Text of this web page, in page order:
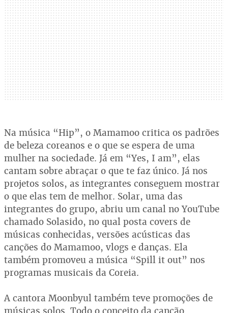
Na música “Hip”, o Mamamoo critica os padrões
de beleza coreanos e o que se espera de uma
mulher na sociedade. Já em “Yes, I am”, elas
cantam sobre abraçar o que te faz único. Já nos
projetos solos, as integrantes conseguem mostrar
o que elas tem de melhor. Solar, uma das
integrantes do grupo, abriu um canal no YouTube
chamado Solasido, no qual posta covers de
músicas conhecidas, versões acústicas das
canções do Mamamoo, vlogs e danças. Ela
também promoveu a música “Spill it out” nos
programas musicais da Coreia.
A cantora Moonbyul também teve promoções de
músicas solos. Todo o conceito da canção